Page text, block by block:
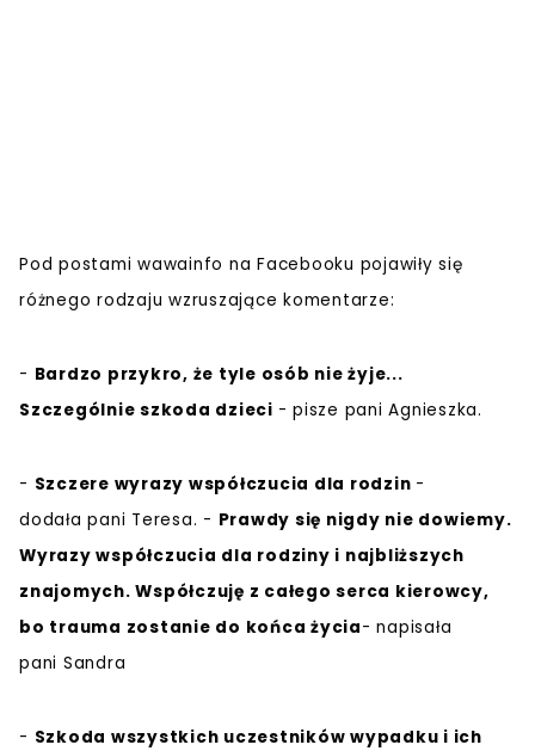
Pod postami wawainfo na Facebooku pojawiły się
różnego rodzaju wzruszające komentarze:
- Bardzo przykro, że tyle osób nie żyje...
Szczególnie szkoda dzieci - pisze pani Agnieszka.
- Szczere wyrazy współczucia dla rodzin -
dodała pani Teresa. - Prawdy się nigdy nie dowiemy.
Wyrazy współczucia dla rodziny i najbliższych
znajomych. Współczuję z całego serca kierowcy,
bo trauma zostanie do końca życia- napisała
pani Sandra
- Szkoda wszystkich uczestników wypadku i ich